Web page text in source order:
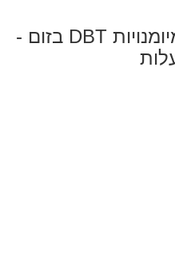
מוזמנים.ות למפגשי מיומנויות DBT בזום -